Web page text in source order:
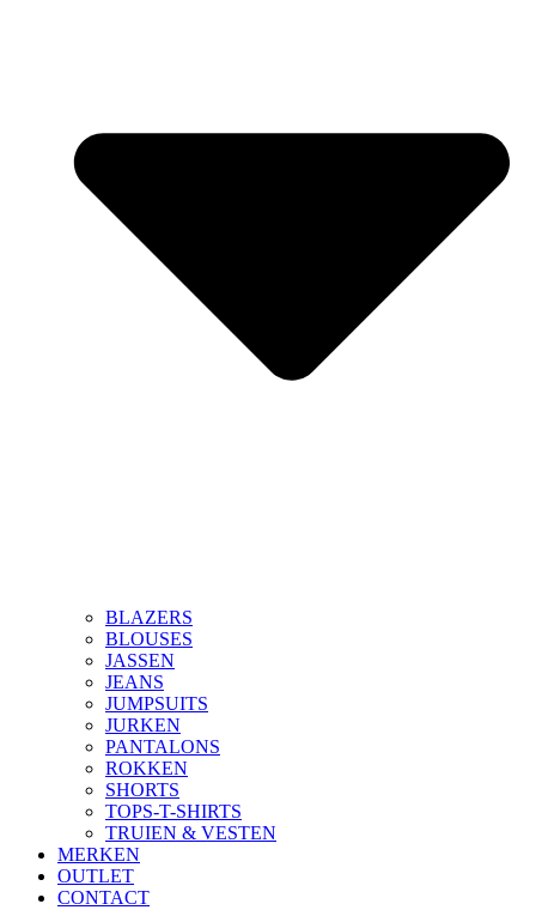
BLAZERS
BLOUSES
JASSEN
JEANS
JUMPSUITS
JURKEN
PANTALONS
ROKKEN
SHORTS
TOPS-T-SHIRTS
TRUIEN & VESTEN
MERKEN
OUTLET
CONTACT